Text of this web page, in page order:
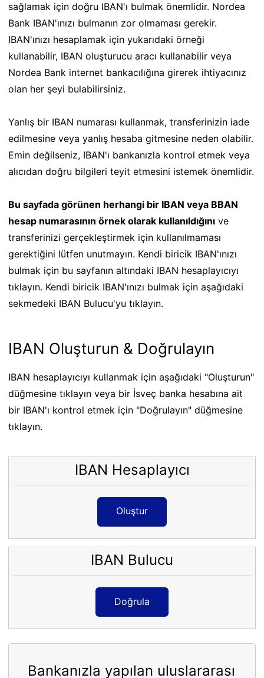
sağlamak için doğru IBAN'ı bulmak önemlidir. Nordea
Bank IBAN'ınızı bulmanın zor olmaması gerekir.
IBAN'ınızı hesaplamak için yukarıdaki örneği
kullanabilir, IBAN oluşturucu aracı kullanabilir veya
Nordea Bank internet bankacılığına girerek ihtiyacınız
olan her şeyi bulabilirsiniz.
Yanlış bir IBAN numarası kullanmak, transferinizin iade
edilmesine veya yanlış hesaba gitmesine neden olabilir.
Emin değilseniz, IBAN'ı bankanızla kontrol etmek veya
alıcıdan doğru bilgileri teyit etmesini istemek önemlidir.
Bu sayfada görünen herhangi bir IBAN veya BBAN
hesap numarasının örnek olarak kullanıldığını ve
transferinizi gerçekleştirmek için kullanılmaması
gerektiğini lütfen unutmayın. Kendi biricik IBAN'ınızı
bulmak için bu sayfanın altındaki IBAN hesaplayıcıyı
tıklayın. Kendi biricik IBAN'ınızı bulmak için aşağıdaki
sekmedeki IBAN Bulucu'yu tıklayın.
IBAN Oluşturun & Doğrulayın
IBAN hesaplayıcıyı kullanmak için aşağıdaki "Oluşturun"
düğmesine tıklayın veya bir İsveç banka hesabına ait
bir IBAN'ı kontrol etmek için "Doğrulayın" düğmesine
tıklayın.
IBAN Hesaplayıcı
Oluştur
IBAN Bulucu
Doğrula
Bankanızla yapılan uluslararası